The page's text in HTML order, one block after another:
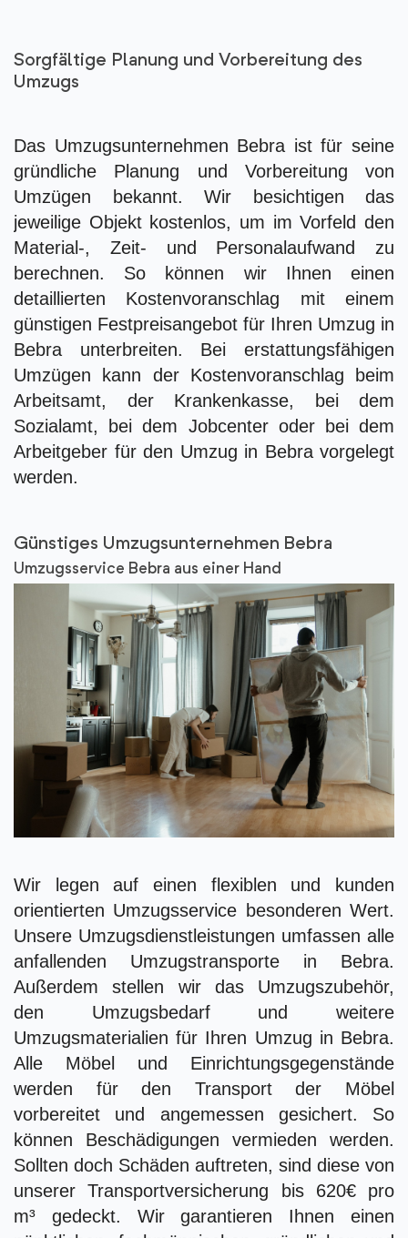
Sorgfältige Planung und Vorbereitung des
Umzugs
Das Umzugsunternehmen Bebra ist für seine
gründliche Planung und Vorbereitung von
Umzügen bekannt. Wir besichtigen das
jeweilige Objekt kostenlos, um im Vorfeld den
Material-, Zeit- und Personalaufwand zu
berechnen. So können wir Ihnen einen
detaillierten Kostenvoranschlag mit einem
günstigen Festpreisangebot für Ihren Umzug in
Bebra unterbreiten. Bei erstattungsfähigen
Umzügen kann der Kostenvoranschlag beim
Arbeitsamt, der Krankenkasse, bei dem
Sozialamt, bei dem Jobcenter oder bei dem
Arbeitgeber für den Umzug in Bebra vorgelegt
werden.
Günstiges Umzugsunternehmen Bebra
Umzugsservice Bebra aus einer Hand
Wir legen auf einen flexiblen und kunden
orientierten Umzugsservice besonderen Wert.
Unsere Umzugsdienstleistungen umfassen alle
anfallenden Umzugstransporte in Bebra.
Außerdem stellen wir das Umzugszubehör,
den Umzugsbedarf und weitere
Umzugsmaterialien für Ihren Umzug in Bebra.
Alle Möbel und Einrichtungsgegenstände
werden für den Transport der Möbel
vorbereitet und angemessen gesichert. So
können Beschädigungen vermieden werden.
Sollten doch Schäden auftreten, sind diese von
unserer Transportversicherung bis 620€ pro
m³ gedeckt. Wir garantieren Ihnen einen